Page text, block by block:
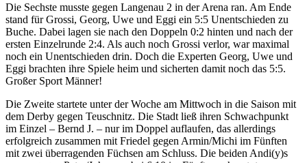
Die Sechste musste gegen Langenau 2 in der Arena ran. Am Ende
stand für Grossi, Georg, Uwe und Eggi ein 5:5 Unentschieden zu
Buche. Dabei lagen sie nach den Doppeln 0:2 hinten und nach der
ersten Einzelrunde 2:4. Als auch noch Grossi verlor, war maximal
noch ein Unentschieden drin. Doch die Experten Georg, Uwe und
Eggi brachten ihre Spiele heim und sicherten damit noch das 5:5.
Großer Sport Männer!
Die Zweite startete unter der Woche am Mittwoch in die Saison mit
dem Derby gegen Teuschnitz. Die Stadt ließ ihren Schwachpunkt
im Einzel – Bernd J. – nur im Doppel auflaufen, das allerdings
erfolgreich zusammen mit Friedel gegen Armin/Michi im Fünften
mit zwei überragenden Füchsen am Schluss. Die beiden Andi(y)s